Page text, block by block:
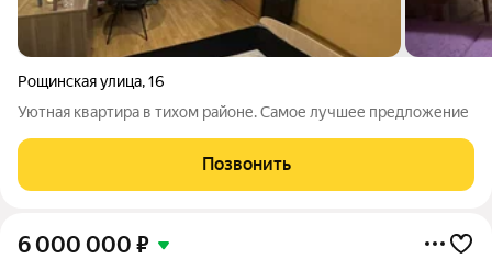
Рощинская улица,16
Уютная квартира в тихом районе. Самое лучшее предложение
Позвонить
6 000 000 ₽